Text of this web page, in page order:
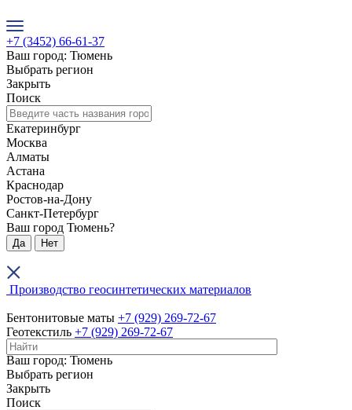
+7 (3452) 66-61-37
Ваш город: Тюмень
Выбрать регион
Закрыть
Поиск
Екатеринбург
Москва
Алматы
Астана
Краснодар
Ростов-на-Дону
Санкт-Петербург
Ваш город Тюмень?
Да Нет
Производство геосинтетических материалов
Бентонитовые маты +7 (929) 269-72-67
Геотекстиль +7 (929) 269-72-67
+7 (3452) 66-61-37
Ваш город: Тюмень
Выбрать регион
Закрыть
Поиск